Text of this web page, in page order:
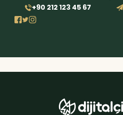
+90 212 123 45 67